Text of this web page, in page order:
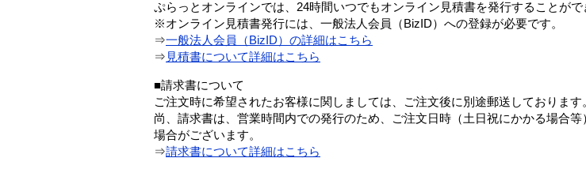
ぷらっとオンラインでは、24時間いつでもオンライン見積書を発行することがで
※オンライン見積書発行には、一般法人会員（BizID）への登録が必要です。
⇒一般法人会員（BizID）の詳細はこちら
⇒ 見積書について詳細はこちら
■請求書について
ご注文時に希望されたお客様に関しましては、ご注文後に別途郵送しております
尚、請求書は、営業時間内での発行のため、ご注文日時（土日祝にかかる場合
場合がございます。
⇒請求書について詳細はこちら